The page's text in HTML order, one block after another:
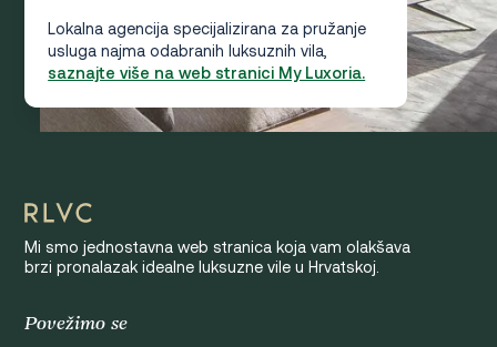
Lokalna agencija specijalizirana za pružanje
usluga najma odabranih luksuznih vila,
saznajte više na web stranici My Luxoria.
Mi smo jednostavna web stranica koja vam olakšava
brzi pronalazak idealne luksuzne vile u Hrvatskoj.
Povežimo se